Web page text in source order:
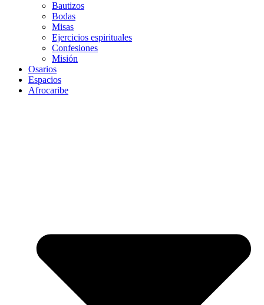
Bautizos
Bodas
Misas
Ejercicios espirituales
Confesiones
Misión
Osarios
Espacios
Afrocaribe